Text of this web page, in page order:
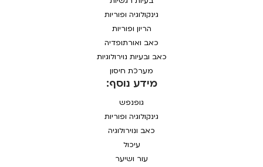
גינקולוגיה ופוריות
הריון ופוריות
כאב ואורתופדיה
כאב ובעיות נוירולוגיות
מערכת חיסון
מידע נוסף:
גופנפש
גינקולוגיה ופוריות
כאב ונוירולוגיה
עיכול
עור ושיער